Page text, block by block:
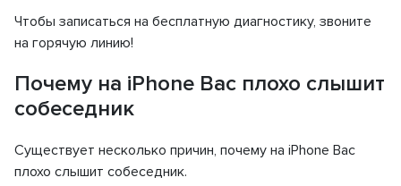
Чтобы записаться на бесплатную диагностику, звоните
на горячую линию!
Почему на iPhone Вас плохо слышит
собеседник
Существует несколько причин, почему на iPhone Вас
плохо слышит собеседник.